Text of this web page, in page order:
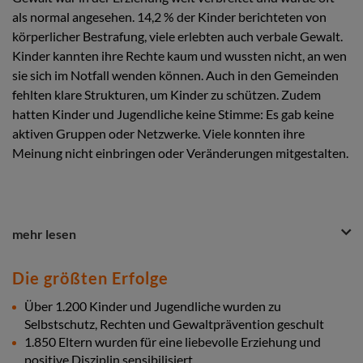
als normal angesehen. 14,2 % der Kinder berichteten von
körperlicher Bestrafung, viele erlebten auch verbale Gewalt.
Kinder kannten ihre Rechte kaum und wussten nicht, an wen
sie sich im Notfall wenden können. Auch in den Gemeinden
fehlten klare Strukturen, um Kinder zu schützen. Zudem
hatten Kinder und Jugendliche keine Stimme: Es gab keine
aktiven Gruppen oder Netzwerke. Viele konnten ihre
Meinung nicht einbringen oder Veränderungen mitgestalten.
Question
Section
Question
mehr lesen
Heute gehen Familien respektvoller miteinander um.
Körperliche Bestrafung ist deutlich zurückgegangen – bei
Vätern von 18,8 % auf 11,1 % und bei Müttern von 49,1 % auf
27,8 %. Gleichzeitig wachsen mehr Kinder in einem Umfeld
auf, in dem sie sich sicher und ernst genommen fühlen. Kinder
kennen heute ihre Rechte und wissen, wo sie Hilfe
Die größten Erfolge
Über 1.200 Kinder und Jugendliche wurden zu
Selbstschutz, Rechten und Gewaltprävention geschult
1.850 Eltern wurden für eine liebevolle Erziehung und
positive Disziplin sensibilisiert